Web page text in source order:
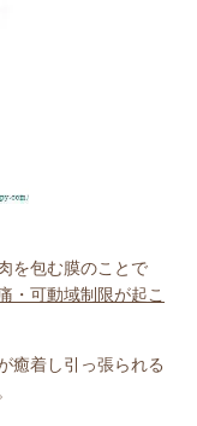
を包む膜のことで
・可動域制限が起こ
癒着し引っ張られる